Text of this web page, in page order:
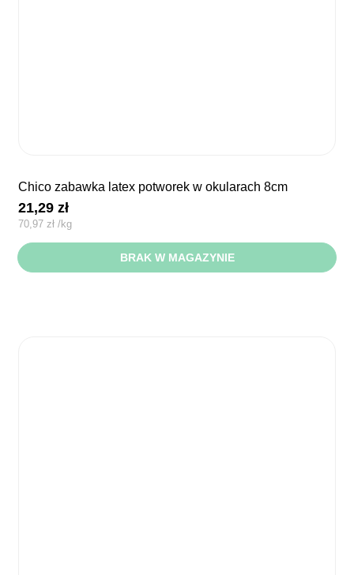
chico zabawka latex potworek w okularach 8cm
21,29zł
70,97zł /kg
BRAK W MAGAZYNIE